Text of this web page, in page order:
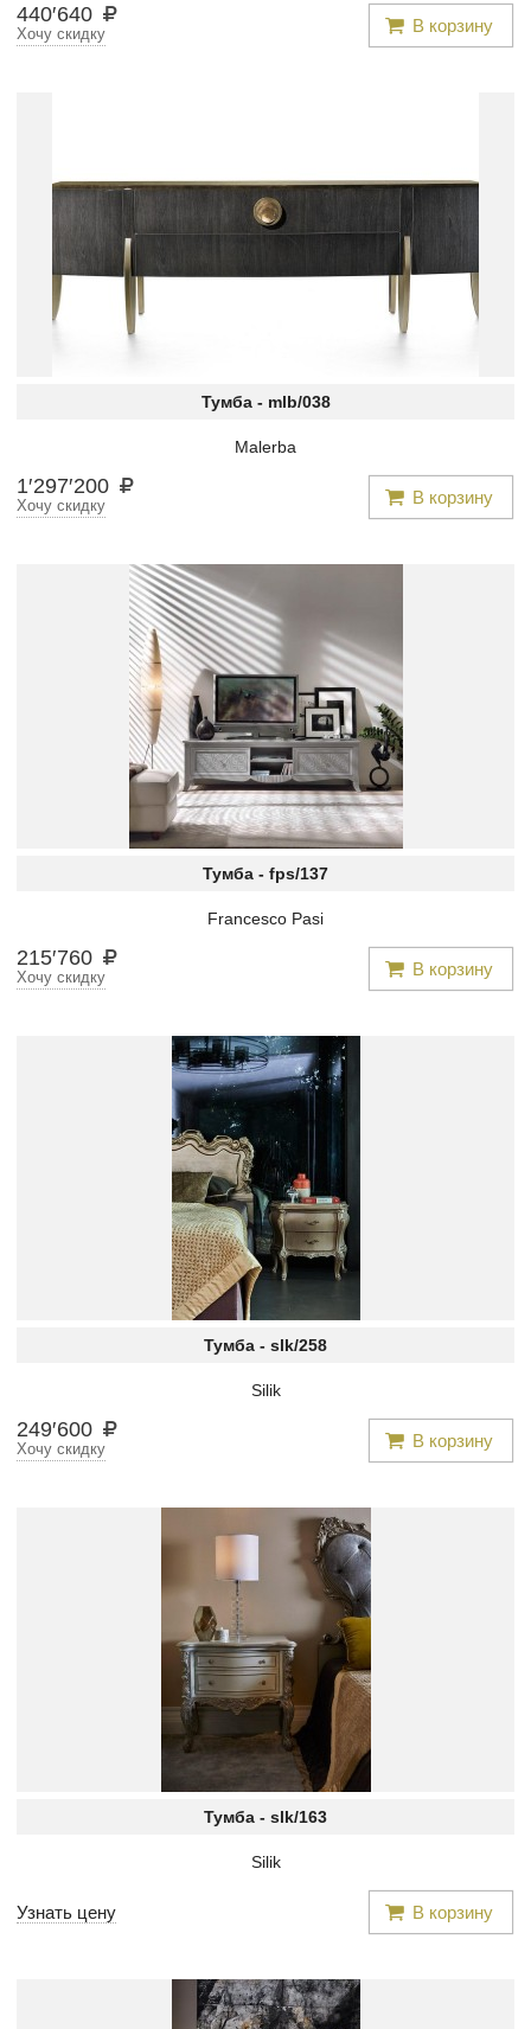
440′640 В корзину
Хочу скидку
Тумба - mlb/038
Malerba
1′297′200 В корзину
Хочу скидку
Тумба - fps/137
Francesco Pasi
215′760 В корзину
Хочу скидку
Тумба - slk/258
Silik
249′600 В корзину
Хочу скидку
Тумба - slk/163
Silik
Узнать цену В корзину